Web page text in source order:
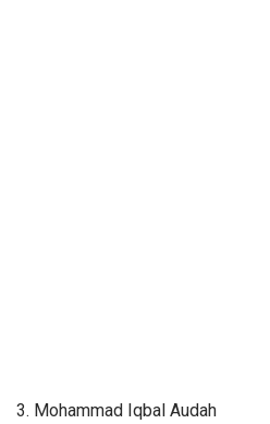
3. Mohammad Iqbal Audah